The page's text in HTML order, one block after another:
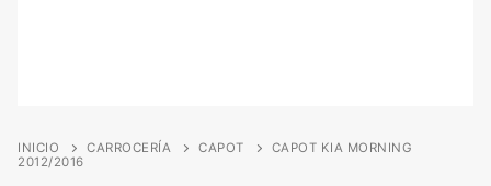
INICIO CARROCERÍA CAPOT
CAPOT KIA MORNING
2012/2016